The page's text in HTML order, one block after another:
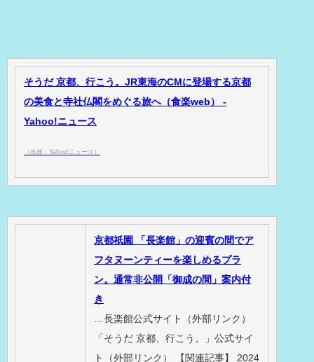
そうだ 京都、行こう。JR東海のCMに登場する京都
の美食と寺社仏閣をめぐる旅へ（食楽web） -
Yahoo!ニュース
（出典：Yahoo!ニュース）
京都祇園 「長楽館」の迎賓の間でア
フタヌーンティーを楽しめるプラ
ン。通常非公開「御成の間」案内付
き
…長楽館公式サイト（外部リンク）
「そうだ 京都、行こう。」公式サイ
ト（外部リンク） 【関連記事】 2024